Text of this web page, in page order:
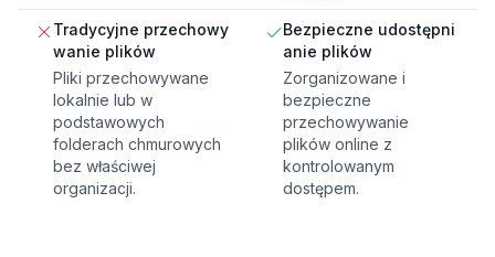
Tradycyjne przechowy
wanie plików
Pliki przechowywane
lokalnie lub w
podstawowych
folderach chmurowych
bez właściwej
organizacji.
Bezpieczne udostępni
anie plików
Zorganizowane i
bezpieczne
przechowywanie
plików online z
kontrolowanym
dostępem.